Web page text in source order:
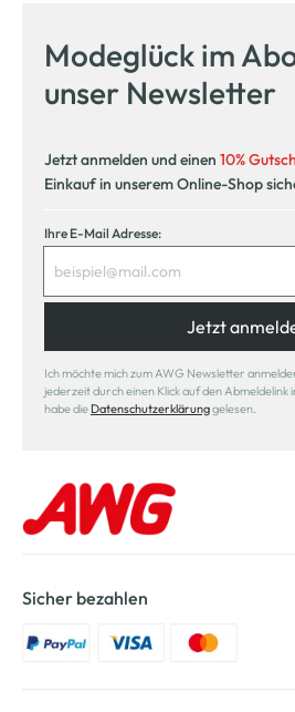
Kostenlose
in Ihre
Modeglück im
unser Newsletter
Jetzt anmelden und einen 10%
Einkauf in unserem Online-Shop
Ihre E-Mail Adresse:
Jetzt
Ich möchte mich zum AWG Newsletter
jederzeit durch einen Klick auf den
habe die Datenschutzerklärunggelesen.
Sicher bezahlen